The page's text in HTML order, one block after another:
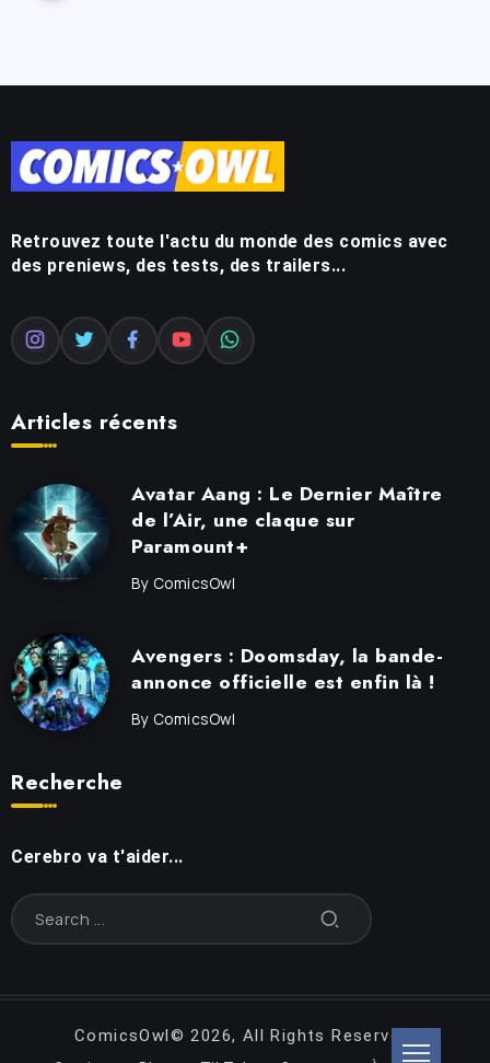
Retrouvez toute l'actu du monde des comics avec
des preniews, des tests, des trailers...
Articles récents
Avatar Aang : Le Dernier Maître
de l’Air, une claque sur
Paramount+
By ComicsOwl
Avengers : Doomsday, la bande-
annonce officielle est enfin là !
By ComicsOwl
Recherche
Cerebro va t'aider...
ComicsOwl© 2026, All Rights Reserved.